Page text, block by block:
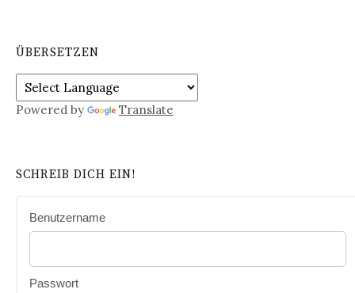
ÜBERSETZEN
Powered by Translate
SCHREIB DICH EIN!
Benutzername
Passwort